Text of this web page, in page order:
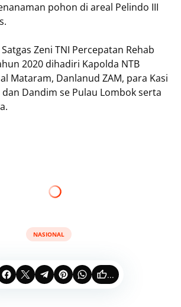
pohon di areal Pelindo III
Zeni TNI Percepatan Rehab
2020 dihadiri Kapolda NTB
Mataram, Danlanud ZAM, para Kasi
Dandim se Pulau Lombok serta
NASIONAL
...